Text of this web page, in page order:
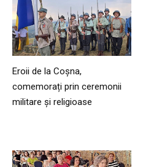
Eroii de la Coșna,
comemorați prin ceremonii
militare și religioase